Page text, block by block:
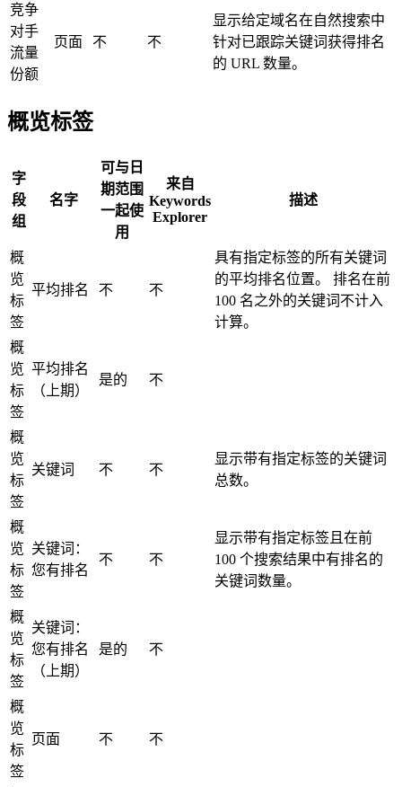
竞争
对手
流量
份额
页面 不 不
显示给定域名在自然搜索中
针对已跟踪关键词获得排名
的 URL 数量。
概览标签
字
段
组
名字
可与日
期范围
一起使
用
来自
Keywords
Explorer
描述
概
览
标
签
平均排名 不 不
具有指定标签的所有关键词
的平均排名位置。 排名在前
100 名之外的关键词不计入
计算。
概
览
标
签
平均排名
（上期）
是的 不
概
览
标
签
关键词 不 不
显示带有指定标签的关键词
总数。
概
览
标
签
关键词：
您有排名
不 不
显示带有指定标签且在前
100 个搜索结果中有排名的
关键词数量。
概
览
标
签
关键词：
您有排名
（上期）
是的 不
概
览
标
签
页面 不 不